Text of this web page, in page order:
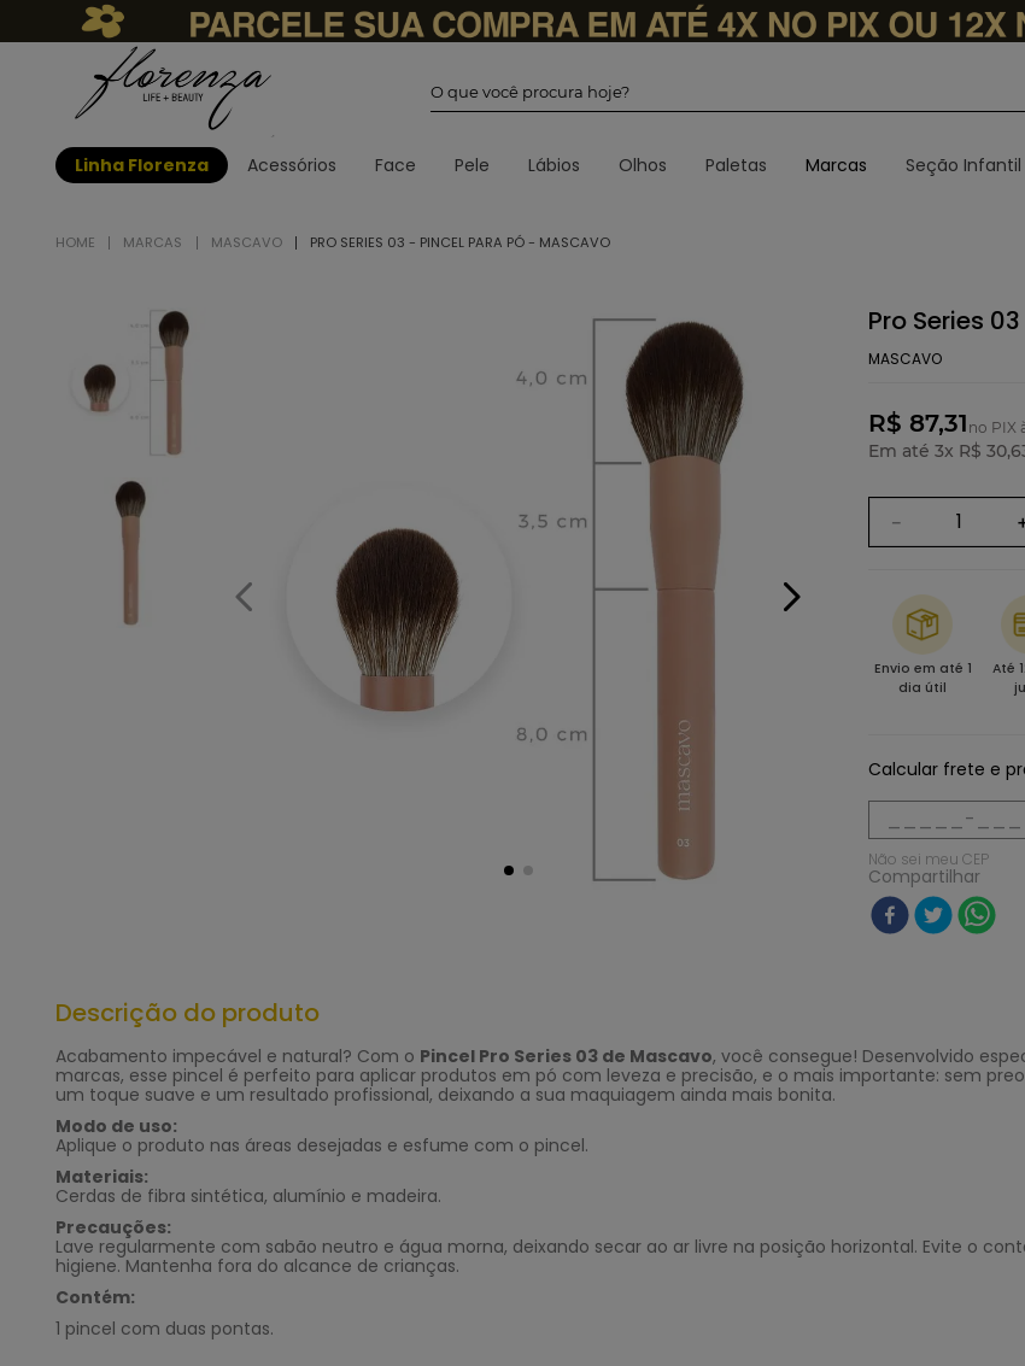
Linha Florenza Acessórios Face Pele Lábios Olhos Paletas Marcas Seção Infantil
MARCAS MASCAVO PRO SERIES 03 - PINCEL PARA PÓ - MASCAVO
Pro Series
MASCAVO
R$ 87,31 no PIX
Em até 3x R$ 30,
－
Envio em até 1
dia útil
Até
Calcular frete e
Não sei meu CEP
Compartilhar
Descrição do produto
Acabamento impecável e natural? Com o Pincel Pro Series 03 de Mascavo, você consegue! Desenvolvido
marcas, esse pincel é perfeito para aplicar produtos em pó com leveza e precisão, e o mais importante: sem
um toque suave e um resultado profissional, deixando a sua maquiagem ainda mais bonita.
Modo de uso:
Aplique o produto nas áreas desejadas e esfume com o pincel.
Materiais:
Cerdas de fibra sintética, alumínio e madeira.
Precauções:
Lave regularmente com sabão neutro e água morna, deixando secar ao ar livre na posição horizontal. Evite o
higiene. Mantenha fora do alcance de crianças.
Contém:
1 pincel com duas pontas.